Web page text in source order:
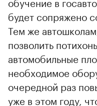
будет сопряжено
Тем же
позволить
автомобильные
необходимое
очередной раз
уже в этом году,